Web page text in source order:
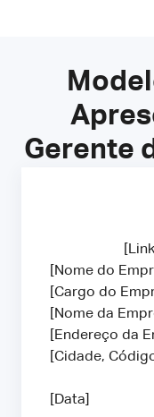
Gerente
[Nome do
[Cargo do
[Nome da
[Endereço da
[Cidade,
[Data]